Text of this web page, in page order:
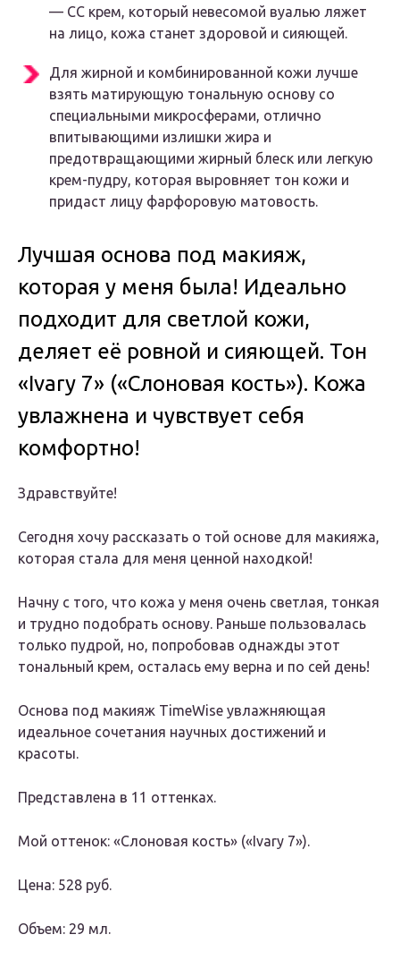
— CC крем, который невесомой вуалью ляжет
на лицо, кожа станет здоровой и сияющей.
Для жирной и комбинированной кожи лучше
взять матирующую тональную основу со
специальными микросферами, отлично
впитывающими излишки жира и
предотвращающими жирный блеск или легкую
крем-пудру, которая выровняет тон кожи и
придаст лицу фарфоровую матовость.
Лучшая основа под макияж,
которая у меня была! Идеально
подходит для светлой кожи,
деляет её ровной и сияющей. Тон
«Ivary 7» («Слоновая кость»). Кожа
увлажнена и чувствует себя
комфортно!
Здравствуйте!
Сегодня хочу рассказать о той основе для макияжа,
которая стала для меня ценной находкой!
Начну с того, что кожа у меня очень светлая, тонкая
и трудно подобрать основу. Раньше пользовалась
только пудрой, но, попробовав однажды этот
тональный крем, осталась ему верна и по сей день!
Основа под макияж TimeWise увлажняющая
идеальное сочетания научных достижений и
красоты.
Представлена в 11 оттенках.
Мой оттенок: «Слоновая кость» («Ivary 7»).
Цена: 528 руб.
Объем: 29 мл.